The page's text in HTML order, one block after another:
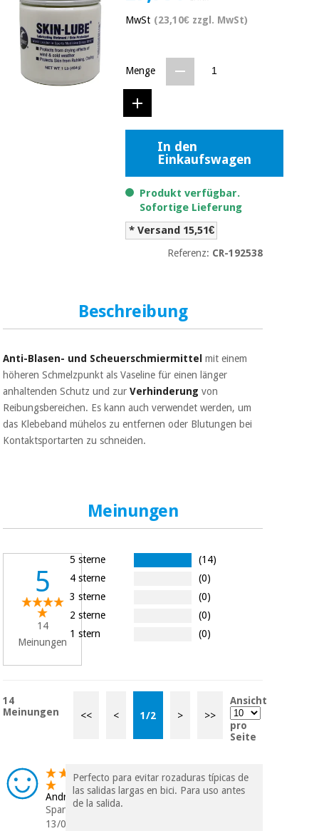
Angebote
Traditionelle
chinesische
medizin
Klinische
und
Sanitärkleiderschränke
Veterinärmedizin
Nachricht
Medizinische
ausrüstung
Traditionelle
chinesische
fitness
und
pilates
Sport
Sanitärkleiderschränke
Veterinärmedizin
Orthopädie
Chirurgische
MwSt (23,10€ zzgl. MwSt)
Menge
In den
Einkaufswagen
Produkt verfügbar.
Sofortige Lieferung
* Versand 15,51€
Referenz: CR-192538
Beschreibung
Anti-Blasen- und Scheuerschmiermittel mit einem
höheren Schmelzpunkt als Vaseline für einen länger
anhaltenden Schutz und zurVerhinderung von
Reibungsbereichen. Es kann auch verwendet werden, um
das Klebeband mühelos zu entfernen oder Blutungen bei
Kontaktsportarten zu schneiden.
Meinungen
5
14
Meinungen
5 sterne
(14)
4 sterne
(0)
3 sterne
(0)
2 sterne
(0)
1 stern
(0)
14
Meinungen
<< < 1/2 > >>
Ansicht
pro
Seite
Andreu
Spanien
13/05/2026
Perfecto para evitar rozaduras típicas de
las salidas largas en bici. Para uso antes
de la salida.